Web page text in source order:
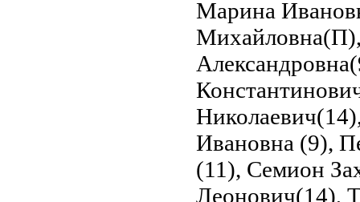
Марина
Ивановна (9),
(11), Семион
Леонович(14),